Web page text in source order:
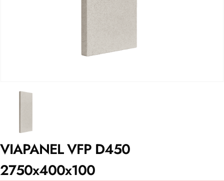
VIAPANEL VFP D450
2750x400x100